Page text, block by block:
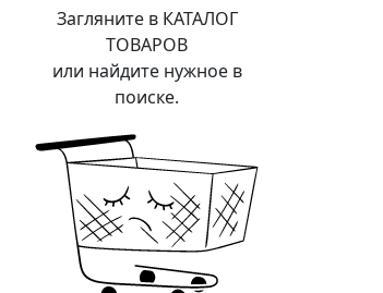
Загляните в КАТАЛОГ
ТОВАРОВ
или найдите нужное в
поиске.